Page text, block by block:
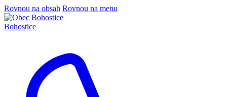
Rovnou na obsah Rovnou na menu
Bohostice